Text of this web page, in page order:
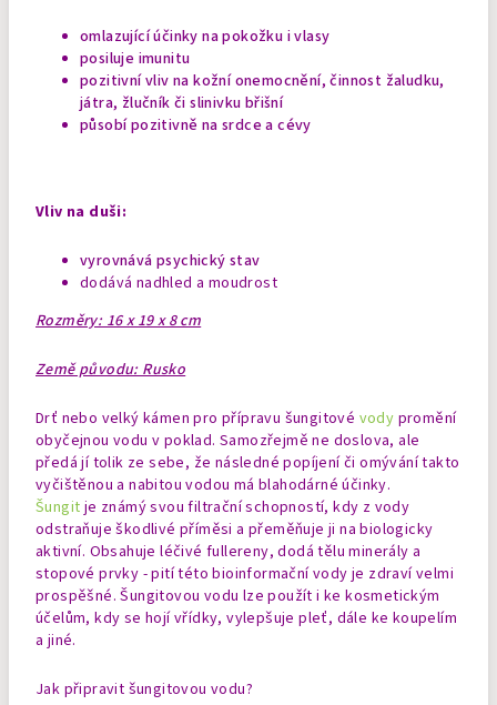
omlazující účinky na pokožku i vlasy
posiluje imunitu
pozitivní vliv na kožní onemocnění, činnost žaludku,
játra, žlučník či slinivku břišní
působí pozitivně na srdce a cévy
Vliv na duši:
vyrovnává psychický stav
dodává nadhled a moudrost
Rozměry: 16 x 19 x 8 cm
Země původu: Rusko
Drť nebo velký kámen pro přípravu šungitové vody promění
obyčejnou vodu v poklad. Samozřejmě ne doslova, ale
předá jí tolik ze sebe, že následné popíjení či omývání takto
vyčištěnou a nabitou vodou má blahodárné účinky.
Šungit je známý svou filtrační schopností, kdy z vody
odstraňuje škodlivé příměsi a přeměňuje ji na biologicky
aktivní. Obsahuje léčivé fullereny, dodá tělu minerály a
stopové prvky - pití této bioinformační vody je zdraví velmi
prospěšné. Šungitovou vodu lze použít i ke kosmetickým
účelům, kdy se hojí vřídky, vylepšuje pleť, dále ke koupelím
a jiné.
Jak připravit šungitovou vodu?